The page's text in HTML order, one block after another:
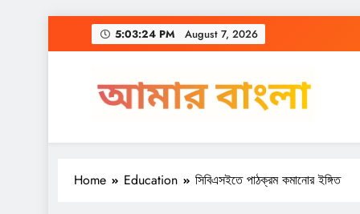
5:03:24 PM August 7, 2026
Amar Bangla
Home Education সিবিএসইতে পাঠক্রম কমানোর ইঙ্গিত